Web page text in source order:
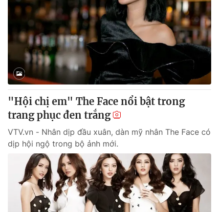
® Cấm sao chép dưới mọi hình thức nếu không có sự chấp
thuận bằng văn bản. Ghi rõ nguồn VTV.vn khi phát hành lại
thông tin từ website này.
"Hội chị em" The Face nổi bật trong
trang phục đen trắng
VTV.vn - Nhân dịp đầu xuân, dàn mỹ nhân The Face có
dịp hội ngộ trong bộ ảnh mới.